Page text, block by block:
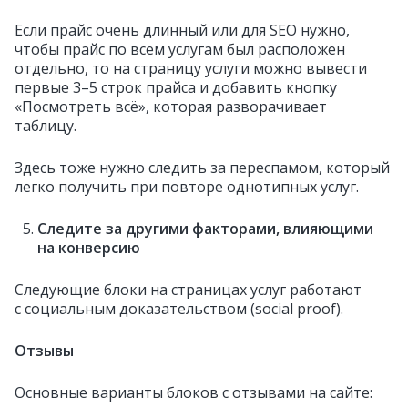
Если прайс очень длинный или для SEO нужно,
чтобы прайс по всем услугам был расположен
отдельно, то на страницу услуги можно вывести
первые 3–5 строк прайса и добавить кнопку
«Посмотреть всё», которая разворачивает
таблицу.
Здесь тоже нужно следить за переспамом, который
легко получить при повторе однотипных услуг.
Следите за другими факторами, влияющими
на конверсию
Следующие блоки на страницах услуг работают
с социальным доказательством (social proof).
Отзывы
Основные варианты блоков с отзывами на сайте: